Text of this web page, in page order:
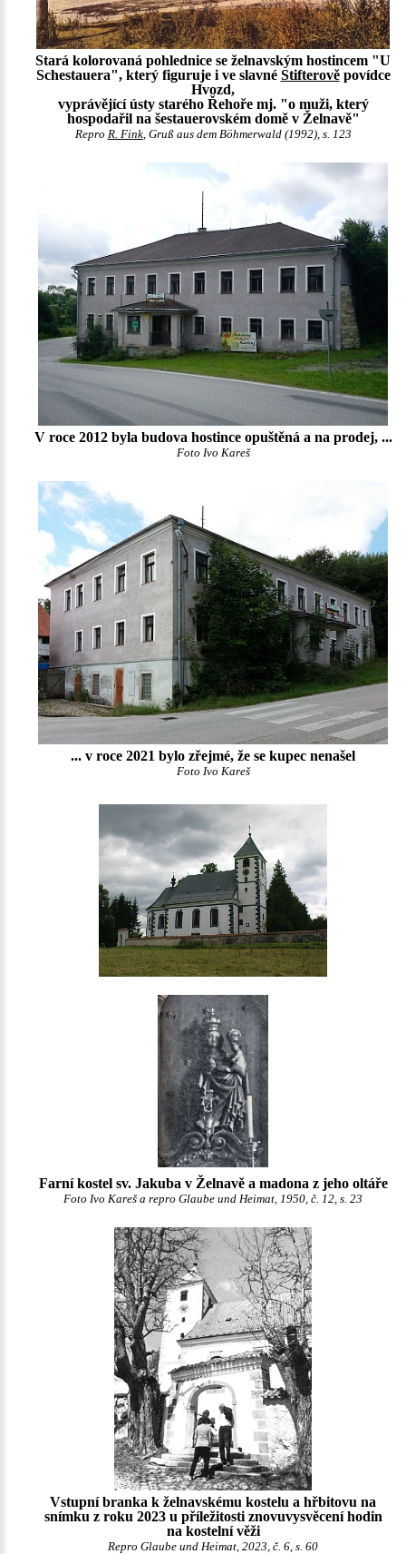
Stará kolorovaná pohlednice se želnavským hostincem "U
Schestauera", který figuruje i ve slavné Stifterověpovídce
Hvozd,
vyprávějící ústy starého Řehoře mj. "o muži, který
hospodařil na šestauerovském domě v Želnavě"
Repro R. Fink, Gruß aus dem Böhmerwald (1992), s. 123
V roce 2012 byla budova hostince opuštěná a na prodej, ...
Foto Ivo Kareš
... v roce 2021 bylo zřejmé, že se kupec nenašel
Foto Ivo Kareš
Farní kostel sv. Jakuba v Želnavě a madona z jeho oltáře
Foto Ivo Kareš a repro Glaube und Heimat, 1950, č. 12, s. 23
Vstupní branka k želnavskému kostelu a hřbitovu na
snímku z roku 2023 u příležitosti znovuvysvěcení hodin
na kostelní věži
Repro Glaube und Heimat, 2023, č. 6, s. 60